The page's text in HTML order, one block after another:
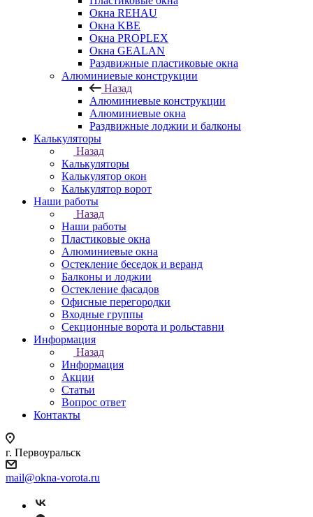
Окна REHAU
Окна KBE
Окна PROPLEX
Окна GEALAN
Раздвижные пластиковые окна
Алюминиевые конструкции
Назад
Алюминиевые конструкции
Алюминиевые окна
Раздвижные лоджии и балконы
Калькуляторы
Назад
Калькуляторы
Калькулятор окон
Калькулятор ворот
Наши работы
Назад
Наши работы
Пластиковые окна
Алюминиевые окна
Остекление беседок и веранд
Балконы и лоджии
Остекление фасадов
Офисные перегородки
Входные группы
Секционные ворота и рольставни
Информация
Назад
Информация
Акции
Статьи
Вопрос ответ
Контакты
г. Первоуральск
mail@okna-vorota.ru